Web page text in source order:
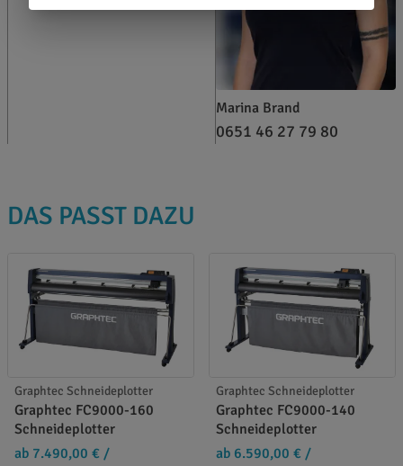
Marina Brand
0651 46 27 79 80
DAS PASST DAZU
Graphtec Schneideplotter
Graphtec FC9000-160
Schneideplotter
ab 7.490,00 € /
Graphtec Schneideplotter
Graphtec FC9000-140
Schneideplotter
ab 6.590,00 € /